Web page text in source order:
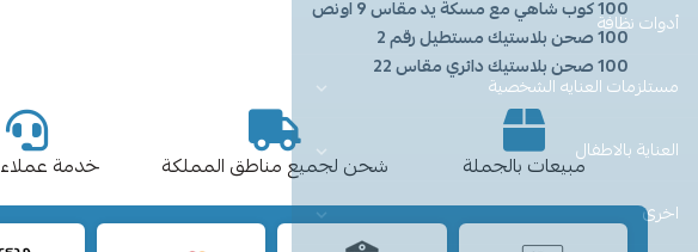
أدوات نظافة
مستلزمات العنايه الشخصية
العناية بالاطفال
اخرى
100 كوب شاهي مع مسكة يد مقاس 9 اونص
100 صحن بلاستيك مستطيل رقم 2
100 صحن بلاستيك دائري مقاس 22
مبيعات بالجملة شحن لجميع مناطق المملكة خدمة عملاء 24/7